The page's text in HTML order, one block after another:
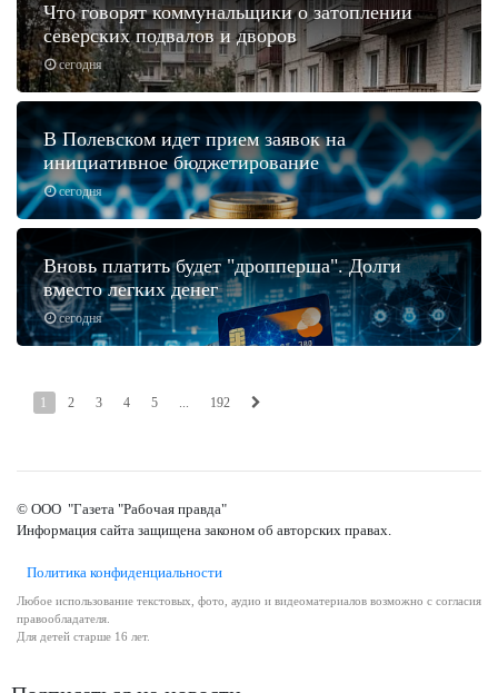
сегодня
Что говорят коммунальщики о затоплении
северских подвалов и дворов
сегодня
В Полевском идет прием заявок на
инициативное бюджетирование
сегодня
Вновь платить будет "дропперша". Долги
вместо легких денег
1 2 3 4 5 ... 192
© ООО "Газета "Рабочая правда"
Информация сайта защищена законом об авторских правах.
Политика конфиденциальности
Любое использование текстовых, фото, аудио и видеоматериалов возможно с согласия
правообладателя.
Для детей старше 16 лет.